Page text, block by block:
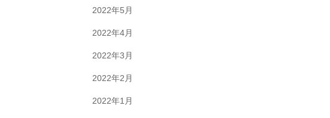
2022年5月
2022年4月
2022年3月
2022年2月
2022年1月